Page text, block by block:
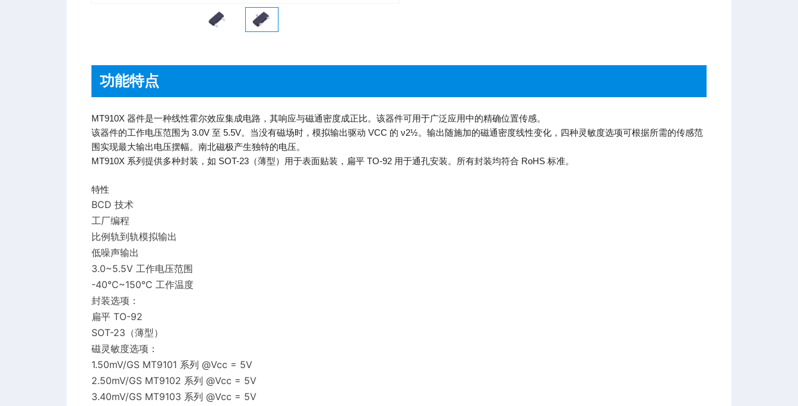
功能特点
MT910X 器件是一种线性霍尔效应集成电路，其响应与磁通密度成正比。该器件可用于广泛应用中的精确位置传感。
该器件的工作电压范围为 3.0V 至 5.5V。当没有磁场时，模拟输出驱动 VCC 的 ν2½。输出随施加的磁通密度线性变化，四种灵敏度选项可根据所需的传感范
围实现最大输出电压摆幅。南北磁极产生独特的电压。
MT910X 系列提供多种封装，如 SOT-23（薄型）用于表面贴装，扁平 TO-92 用于通孔安装。所有封装均符合 RoHS 标准。
特性
BCD 技术
工厂编程
比例轨到轨模拟输出
低噪声输出
3.0~5.5V 工作电压范围
-40°C~150°C 工作温度
封装选项：
扁平 TO-92
SOT-23（薄型）
磁灵敏度选项：
1.50mV/GS MT9101 系列 @Vcc = 5V
2.50mV/GS MT9102 系列 @Vcc = 5V
3.40mV/GS MT9103 系列 @Vcc = 5V